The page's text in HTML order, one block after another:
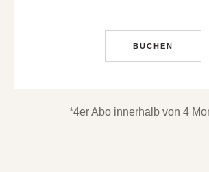
BUCHEN
*4er Abo innerhalb von 4